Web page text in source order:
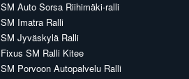
SM Auto Sorsa Riihimäki-ralli
SM Imatra Ralli
SM Jyväskylä Ralli
Fixus SM Ralli Kitee
SM Porvoon Autopalvelu Ralli